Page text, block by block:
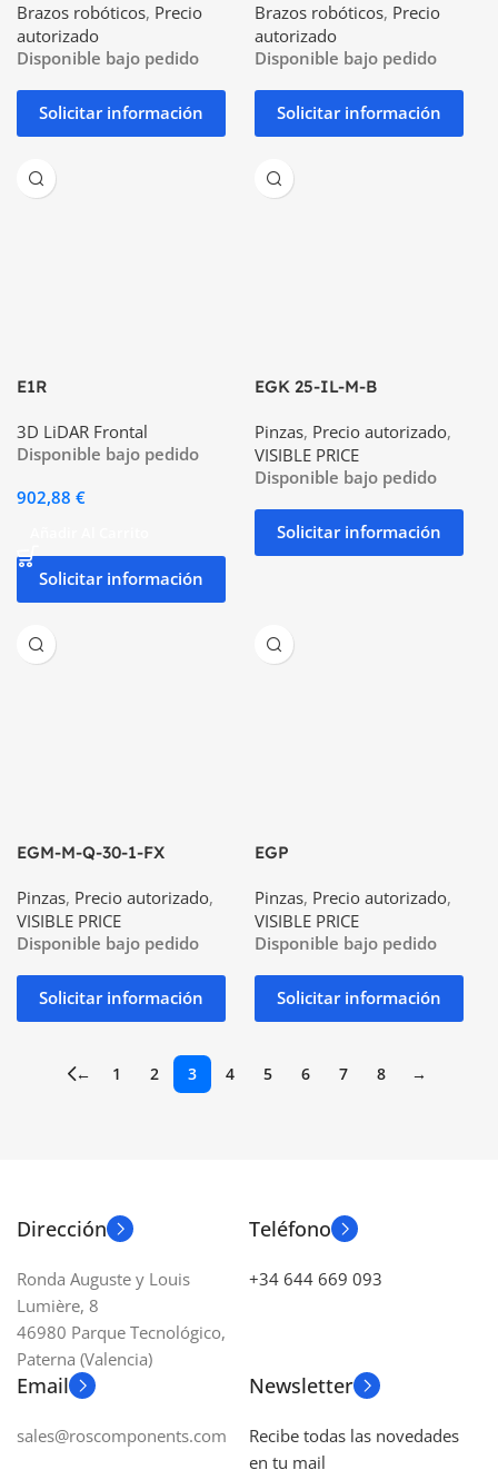
Brazos robóticos, Precio
autorizado
Disponible bajo pedido
Solicitar información
Brazos robóticos, Precio
autorizado
Disponible bajo pedido
Solicitar información
E1R
3D LiDAR Frontal
Disponible bajo pedido
902,88 €
Solicitar información
EGK 25-IL-M-B
Pinzas, Precio autorizado,
VISIBLE PRICE
Disponible bajo pedido
Solicitar información
EGM-M-Q-30-1-FX
Pinzas, Precio autorizado,
VISIBLE PRICE
Disponible bajo pedido
Solicitar información
EGP
Pinzas, Precio autorizado,
VISIBLE PRICE
Disponible bajo pedido
Solicitar información
← 1 2 3 4 5 6 7 8 →
Dirección
Ronda Auguste y Louis
Lumière, 8
46980 Parque Tecnológico,
Paterna (Valencia)
Teléfono
+34 644 669 093
Email
sales@roscomponents.com
Newsletter
Recibe todas las novedades
en tu mail